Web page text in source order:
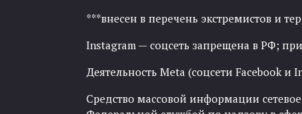
***внесен в перечень экстремистов и
Instagram — соцсеть запрещена в РФ;
Деятельность Meta (соцсети Facebook и
Средство массовой информации